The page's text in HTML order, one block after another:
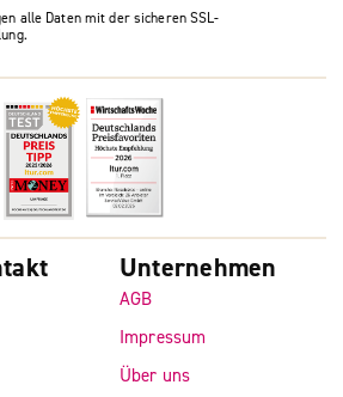
alle Daten mit der sicheren SSL-
Unternehmen
AGB
Impressum
Über uns